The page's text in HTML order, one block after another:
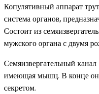
Копулятивный аппарат
система органов,
Состоит из
мужского органа с двумя
Семяизвергательный
имеющая мышц. В конце он
секретом.